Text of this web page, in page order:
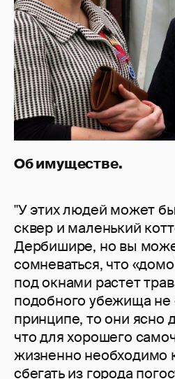
Об имуществе.
"У этих людей может
сквер и маленький
Дербишире, но вы
сомневаться, что
под окнами растет
подобного убежища не
принципе, то они ясно
что для хорошего
жизненно необходимо
сбегать из города